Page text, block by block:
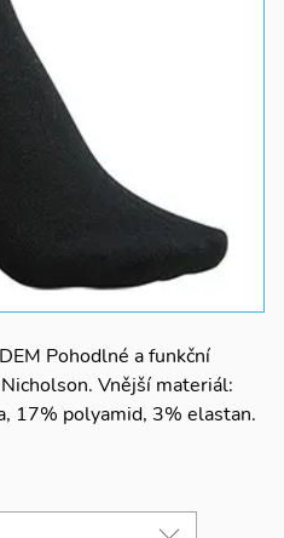
Pohodlné a funkční
Vnější materiál:
17% polyamid, 3% elastan.